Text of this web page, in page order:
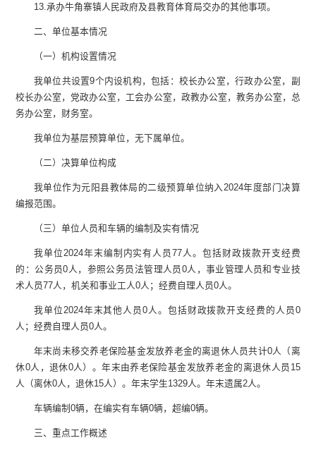
13.承办牛角寨镇人民政府及县教育体育局交办的其他事项。
二、单位基本情况
（一）机构设置情况
我单位共设置9个内设机构，包括：校长办公室，行政办公室，副
校长办公室，党政办公室，工会办公室，政教办公室，教务办公室，总
务办公室，财务室。
我单位为基层预算单位，无下属单位。
（二）决算单位构成
我单位作为元阳县教体局的二级预算单位纳入2024年度部门决算
编报范围。
（三）单位人员和车辆的编制及实有情况
我单位2024年末编制内实有人员77人。包括财政拨款开支经费
的：公务员0人，参照公务员法管理人员 0人，事业管理人员和专业技
术人员77人，机关和事业工人0人；经费自理人员0人。
我单位2024年末其他人员0人。包括财政拨款开支经费的人员 0
人；经费自理人员0人。
年末尚未移交养老保险基金发放养老金的离退休人员共计0人（离
休0人，退休0人）。年末由养老保险基金发放养老金的离退休人员 15
人（离休0人，退休15人）。年末学生1329人。年末遗属2人。
车辆编制 0辆，在编实有车辆0辆，超编0辆。
三、重点工作概述